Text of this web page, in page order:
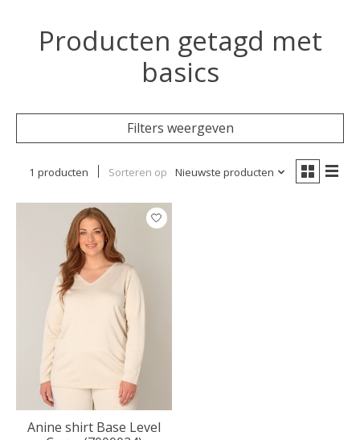
Producten getagd met
basics
Filters weergeven
1 producten Sorteren op Nieuwste producten
Anine shirt Base Level